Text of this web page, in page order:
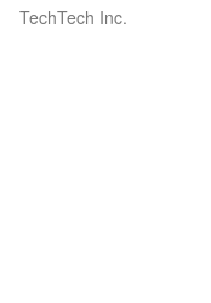
TechTech Inc.